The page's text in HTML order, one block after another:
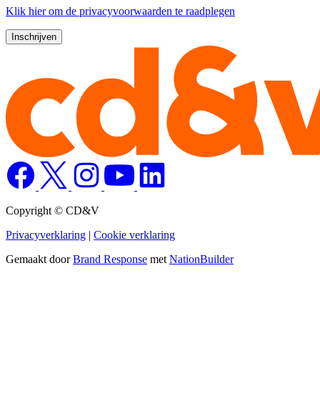
Klik hierom de privacyvoorwaarden te raadplegen
Copyright © CD&V
Privacyverklaring | Cookie verklaring
Gemaakt doorBrand Response met NationBuilder